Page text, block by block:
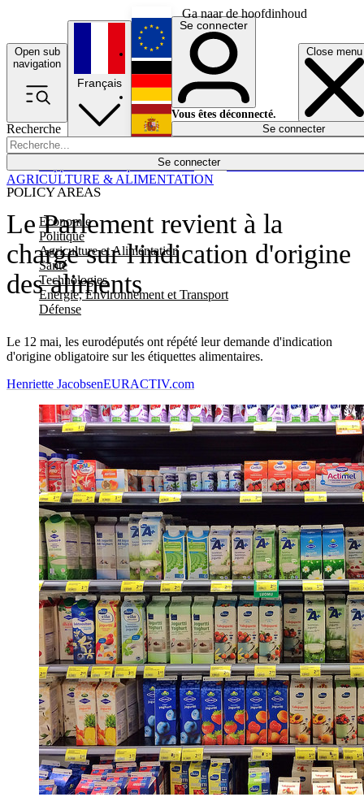
Ga naar de hoofdinhoud
Open sub
navigation
Close menu
Recherche
Se connecter
POLICY AREAS
Economie
Politique
Agriculture et Alimentation
Santé
Technologies
Energie, Environnement et Transport
Défense
Économie
Français
English
Deutsch
Español
Se connecter
Vous êtes déconnecté.
Se connecter
Le Parlement revient à la
charge sur l'indication d'origine
des aliments
Le 12 mai, les eurodéputés ont répété leur demande d'indication
d'origine obligatoire sur les étiquettes alimentaires.
AGRICULTURE & ALIMENTATION
Henriette JacobsenEURACTIV.com